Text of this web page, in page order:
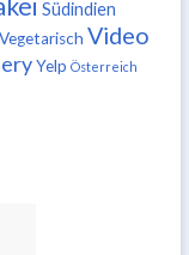
Südindien
Vegetarisch Video
Yelp Österreich